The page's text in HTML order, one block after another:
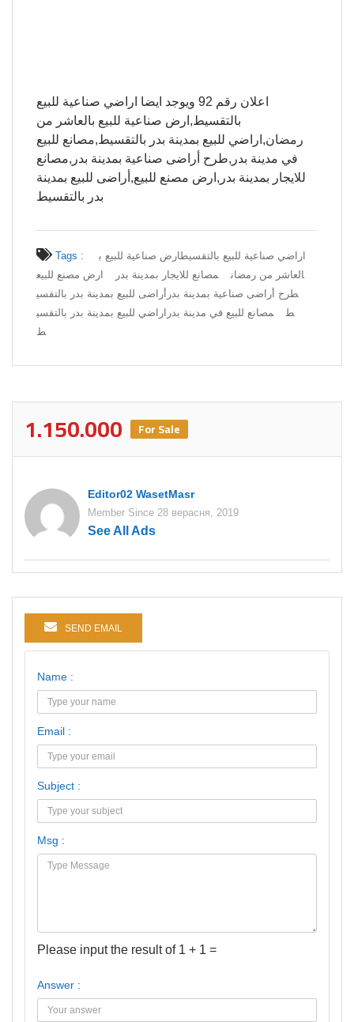
اعلان رقم 92 ويوجد ايضا اراضي صناعية للبيع
بالتقسيط,ارض صناعية للبيع بالعاشر من
رمضان,اراضي للبيع بمدينة بدر بالتقسيط,مصانع للبيع
في مدينة بدر,طرح أراضى صناعية بمدينة بدر,مصانع
للايجار بمدينة بدر,ارض مصنع للبيع,أراضى للبيع بمدينة
بدر بالتقسيط
Tags : اراضي صناعية للبيع بالتقسيطارض صناعية للبيع ب
العاشر من رمضان
مصانع للايجار بمدينة بدر
ارض مصنع للبيع
طرح أراضى صناعية بمدينة بدر أراضى للبيع بمدينة بدر بالتقسي
ط
مصانع للبيع في مدينة بدر اراضي للبيع بمدينة بدر بالتقسي
ط
1.150.000 For Sale
Editor02 WasetMasr
Member Since 28 верасня, 2019
See All Ads
SEND EMAIL
Name :
Email :
Subject :
Msg :
Please input the result of 1 + 1 =
Answer :